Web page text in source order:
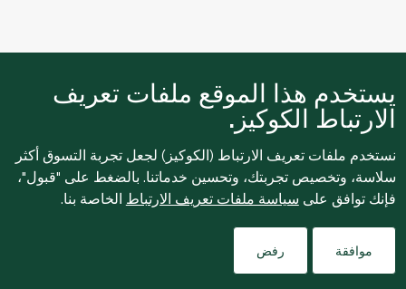
يستخدم هذا الموقع ملفات تعريف
الارتباط الكوكيز.
نستخدم ملفات تعريف الارتباط (الكوكيز) لجعل تجربة التسوق أكثر
سلاسة، وتخصيص تجربتك، وتحسين خدماتنا. بالضغط على "قبول"،
فإنك توافق على سياسة ملفات تعريف الارتباط الخاصة بنا.
موافقة رفض